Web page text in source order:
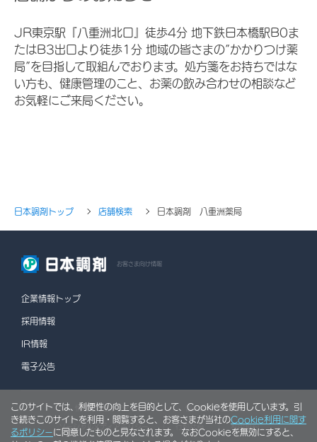
JR東京駅『八重洲北口』徒歩4分 地下鉄日本橋駅B0ま
たはB3出口より徒歩1分 地域の皆さまの”かかりつけ薬
局”を目指して取組んでおります。処方箋をお持ちではな
い方も、健康管理のこと、お薬の飲み合わせの相談など
お気軽にご来局ください。
日本調剤トップ 店舗検索 日本調剤 八重洲薬局
お客さま向け情報
企業情報トップ
採用情報
IR情報
電子公告
情報セキュリティポリシー 個人情報保護方針
利用規約
このサイトでは、利便性の向上を目的として、Cookieを使用しています。引
き続きこのサイトを利用・閲覧すると、お客さまが当社のCookie利用に関す
るポリシーに同意したものと見なされます。 なおCookieを無効にすると、